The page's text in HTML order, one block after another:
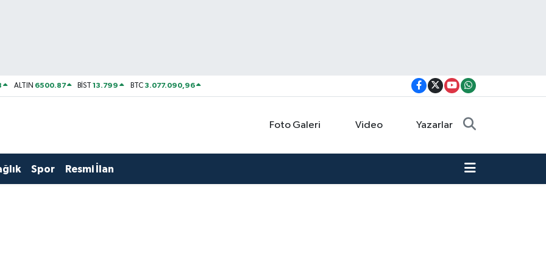
ALTIN 6500.87 BİST13.799 BTC3.077.090,96
Foto Galeri Video Yazarlar
Spor Resmi İlan